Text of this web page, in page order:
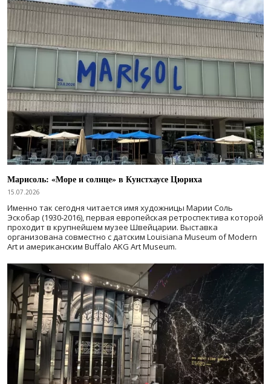
Марисоль: «Море и солнце» в Кунстхаусе Цюриха
15.07.2026
Именно так сегодня читается имя художницы Марии Соль
Эскобар (1930-2016), первая европейская ретроспектива которой
проходит в крупнейшем музее Швейцарии. Выставка
организована совместно с датским Louisiana Museum of Modern
Art и американским Buffalo AKG Art Museum.